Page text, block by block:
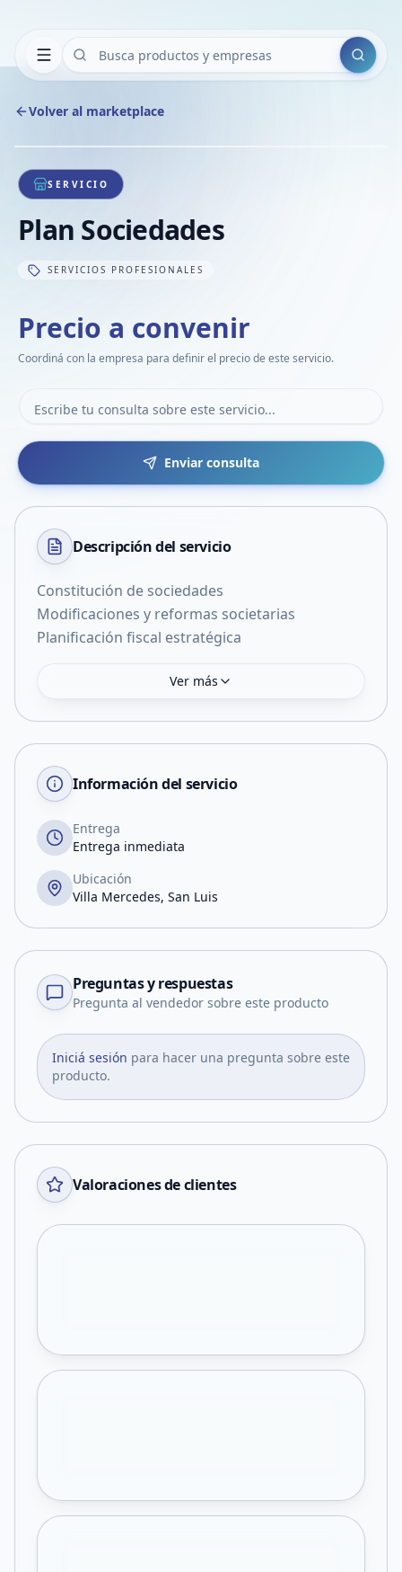
Buscar
Volver al marketplace
1/1
SERVICIO
Plan Sociedades
SERVICIOS PROFESIONALES
Precio a convenir
Coordiná con la empresa para definir el precio de este servicio.
Enviar consulta
Descripción del servicio
Constitución de sociedades
Modificaciones y reformas societarias
Planificación fiscal estratégica
Ver más
Información del servicio
Entrega
Entrega inmediata
Ubicación
Villa Mercedes, San Luis
Preguntas y respuestas
Pregunta al vendedor sobre este producto
Iniciá sesión para hacer una pregunta sobre este
producto.
Valoraciones de clientes